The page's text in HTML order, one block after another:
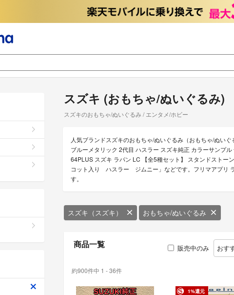
スズキ (おもちゃ/ぬいぐるみ)
スズキのおもちゃ/ぬいぐるみ / エンタメ/ホビー
人気ブランドスズキのおもちゃ/ぬいぐるみ（おもちゃ/ぬい
ブルーメタリック 2代目 ハスラー スズキ純正 カラーサンプ
64PLUS スズキ ラパン LC 【全5種セット】 スタンドスト
コット入り ハスラー ジムニー」などです。フリマアプリ
す。
スズキ（スズキ） おもちゃ/ぬいぐるみ
商品一覧 販売中のみ おす
約900件中 1 - 36件
1%還元